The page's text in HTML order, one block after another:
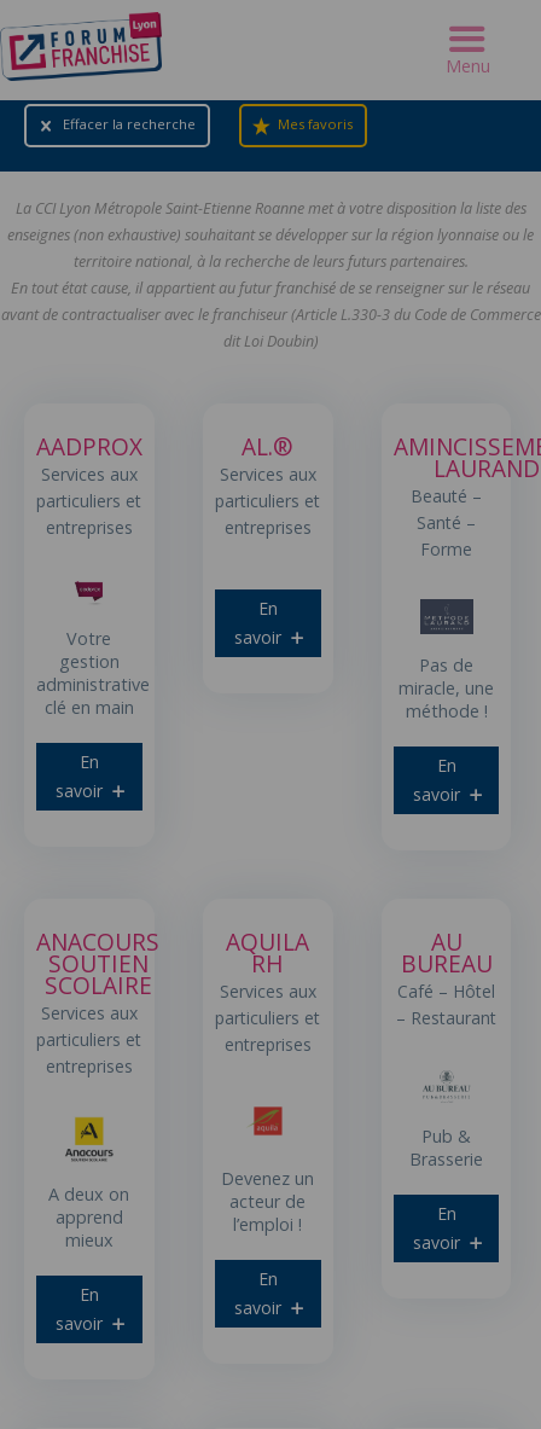
Effacer la recherche Mes favoris
La CCI Lyon Métropole Saint-Etienne Roanne met à votre disposition la liste des
enseignes (non exhaustive) souhaitant se développer sur la région lyonnaise ou le
territoire national, à la recherche de leurs futurs partenaires.
En tout état cause, il appartient au futur franchisé de se renseigner sur le réseau
avant de contractualiser avec le franchiseur (Article L.330-3 du Code de Commerce
dit Loi Doubin)
AADPROX
Services aux
particuliers et
entreprises
Votre
gestion
administrative
clé en main
En
savoir
AL.®
Services aux
particuliers et
entreprises
En
savoir
LAURAND
Beauté –
Santé –
Forme
Pas de
miracle, une
méthode !
En
savoir
ANACOURS
SOUTIEN
SCOLAIRE
Services aux
particuliers et
entreprises
A deux on
apprend
mieux
En
savoir
AQUILA
RH
Services aux
particuliers et
entreprises
Devenez un
acteur de
l’emploi !
En
savoir
AU
BUREAU
Café – Hôtel
– Restaurant
Pub &
Brasserie
En
savoir
Menu